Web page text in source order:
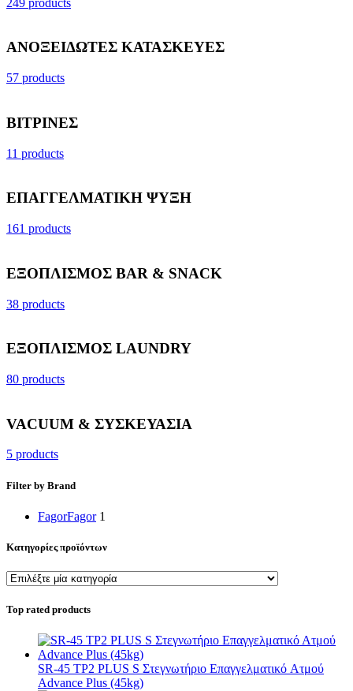
ΑΝΟΞΕΙΔΩΤΕΣ ΚΑΤΑΣΚΕΥΕΣ
57 products
ΒΙΤΡΙΝΕΣ
11 products
ΕΠΑΓΓΕΛΜΑΤΙΚΗ ΨΥΞΗ
161 products
ΕΞΟΠΛΙΣΜΟΣ BAR & SNACK
38 products
ΕΞΟΠΛΙΣΜΟΣ LAUNDRY
80 products
VACUUM & ΣΥΣΚΕΥΑΣΙΑ
5 products
Filter by Brand
FagorFagor 1
Κατηγορίες προϊόντων
Top rated products
SR-45 TP2 PLUS S Στεγνωτήριο Επαγγελματικό Ατμού
Advance Plus (45kg)